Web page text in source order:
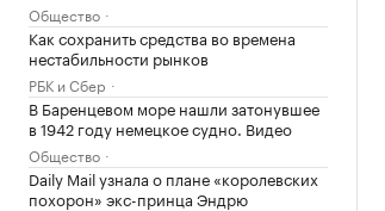
Общество
Как сохранить средства во времена
нестабильности рынков
РБК и Сбер
В Баренцевом море нашли затонувшее
в 1942 году немецкое судно. Видео
Общество
Daily Mail узнала о плане «королевских
похорон» экс-принца Эндрю